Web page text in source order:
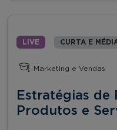
LIVE CURTA E
Marketing e Vendas
Estratégias de
Produtos e